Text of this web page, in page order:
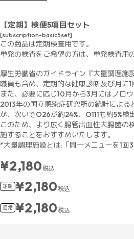
【定期】検便5項目セット
[subscription-basic5set]
この商品は定期検査用です。
単発の検査をご希望の方は、単発検査用
厚生労働省のガイドライン『大量調理施
職員も含め、定期的な健康診断及び月に
また、必要に応じ10月から3月にはノロ
2013年の国立感染症研究所の統計によ
が、次いでO26が約24%、O111も約5%検
このため、より広く腸管出血性大腸菌の
施することをおすすめいたします。
*大量調理施設とは:「同一メニューを1
¥2,180税込
定期 ¥2,180税込
通常 ¥2,180税込